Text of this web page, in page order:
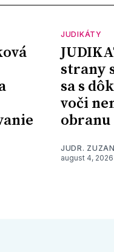
JUDIKÁTY
strany
sa s
voči
obranu
JUDR.
august 4, 2026